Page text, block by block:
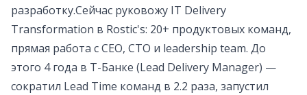
разработку.Сейчас руковожу IT Delivery
Transformation в Rostic's: 20+ продуктовых команд,
прямая работа с CEO, CTO и leadership team. До
этого 4 года в Т-Банке (Lead Delivery Manager) —
сократил Lead Time команд в 2.2 раза, запустил